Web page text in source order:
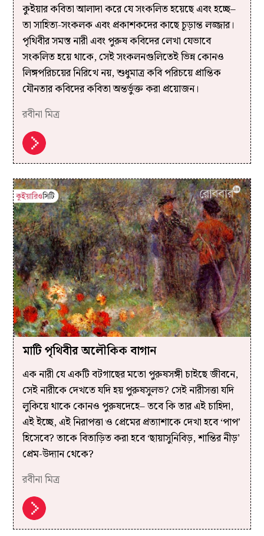
কুইয়ার কবিতা আলাদা করে যে সংকলিত হয়েছে এবং হচ্ছে–
তা সাহিত্য-সংকলক এবং প্রকাশকদের কাছে চূড়ান্ত লজ্জার।
পৃথিবীর সমস্ত নারী এবং পুরুষ কবিদের লেখা যেভাবে
সংকলিত হয়ে থাকে, সেই সংকলনগুলিতেই ভিন্ন কোনও
লিঙ্গপরিচয়ের নিরিখে নয়, শুধুমাত্র কবি পরিচয়ে প্রান্তিক
যৌনতার কবিদের কবিতা অন্তর্ভুক্ত করা প্রয়োজন।
রবীনা মিত্র
মাটি পৃথিবীর অলৌকিক বাগান
এক নারী যে একটি বটগাছের মতো পুরুষসঙ্গী চাইছে জীবনে,
সেই নারীকে দেখতে যদি হয় পুরুষসুলভ? সেই নারীসত্তা যদি
লুকিয়ে থাকে কোনও পুরুষদেহে– তবে কি তার এই চাহিদা,
এই ইচ্ছে, এই নিরাপত্তা ও প্রেমের প্রত্যাশাকে দেখা হবে ‘পাপ’
হিসেবে? তাকে বিতাড়িত করা হবে ‘ছায়াসুনিবিড়, শান্তির নীড়’
প্রেম-উদ্যান থেকে?
রবীনা মিত্র